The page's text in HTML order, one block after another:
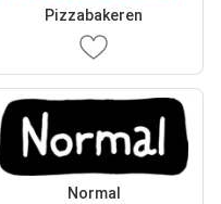
Pizzabakeren
Normal